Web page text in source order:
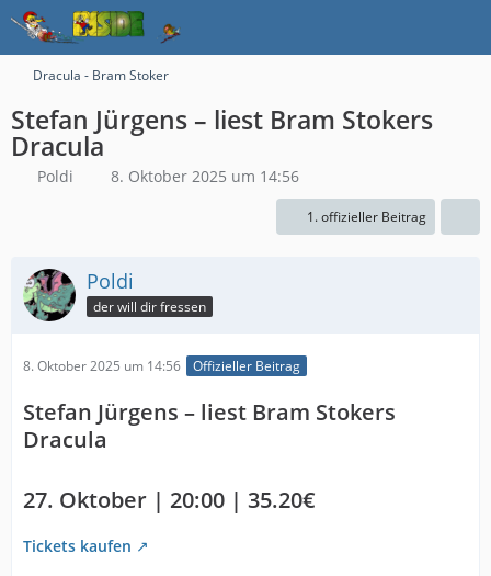
Dracula - Bram Stoker
Stefan Jürgens – liest Bram Stokers
Dracula
Poldi 8. Oktober 2025 um 14:56
1. offizieller Beitrag
Poldi
der will dir fressen
8. Oktober 2025 um 14:56 Offizieller Beitrag
Stefan Jürgens – liest Bram Stokers
Dracula
27. Oktober | 20:00 | 35.20€
Tickets kaufen